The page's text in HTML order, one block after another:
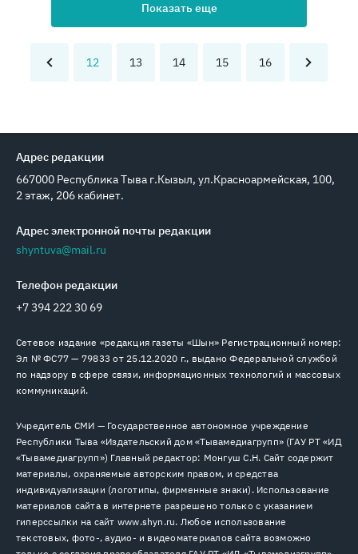
Показать еще
12 13 14 15 16
Адрес редакции
667000 Республика Тыва г.Кызыл, ул.Красноармейская, 100,
2 этаж, 206 кабинет.
Адрес электронной почты редакции
shyntuva@mail.ru
Телефон редакции
+7 394 222 30 69
Сетевое издание «редакция газеты «Шын» Регистрационный номер:
Эл № ФС77 — 79833 от 25.12.2020 г., выдано Федеральной службой
по надзору в сфере связи, информационных технологий и массовых
коммуникаций.
Учредитель СМИ — Государственное автономное учреждение
Республики Тыва «Издательский дом «Тывамедиагрупп» (ГАУ РТ «ИД
«Тывамедиагрупп») Главный редактор: Монгуш С.Н. Сайт содержит
материалы, охраняемые авторским правом, и средства
индивидуализации (логотипы, фирменные знаки). Использование
материалов сайта в интернете разрешено только с указанием
гиперссылки на сайт www.shyn.ru. Любое использование
текстовых, фото-, аудио- и видеоматериалов сайта возможно